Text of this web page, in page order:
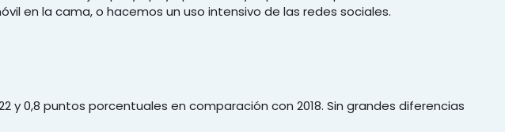
en la cama, o hacemos un uso intensivo de las redes sociales.
0,8 puntos porcentuales en comparación con 2018. Sin grandes diferencias